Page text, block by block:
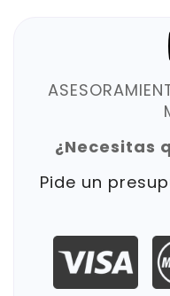
¿Necesitas
Pide un